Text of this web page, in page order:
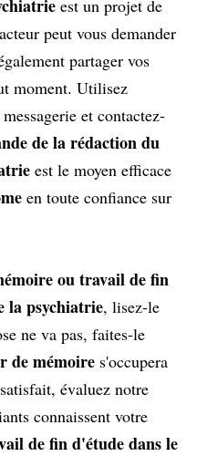
est un projet de
peut vous demander
partager vos
moment. Utilisez
et contactez-
de la rédaction du
est le moyen efficace
en toute confiance sur
ou travail de fin
la psychiatrie, lisez-le
ne va pas, faites-le
de mémoire s'occupera
évaluez notre
connaissent votre
de fin d'étude dans le